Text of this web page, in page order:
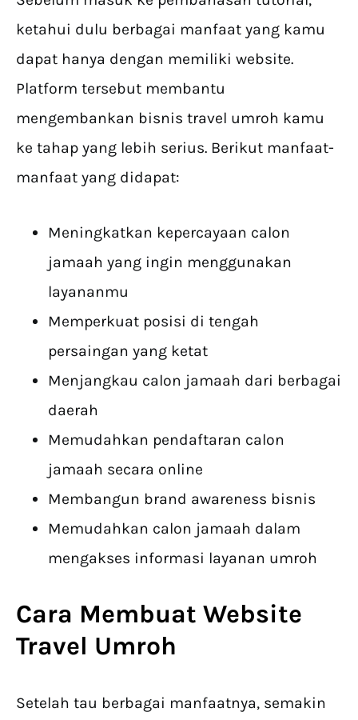
ketahui dulu berbagai manfaat yang kamu
dapat hanya dengan memiliki website.
Platform tersebut membantu
mengembankan bisnis travel umroh kamu
ke tahap yang lebih serius. Berikut manfaat-
manfaat yang didapat:
Meningkatkan kepercayaan calon
jamaah yang ingin menggunakan
layananmu
Memperkuat posisi di tengah
persaingan yang ketat
Menjangkau calon jamaah dari berbagai
daerah
Memudahkan pendaftaran calon
jamaah secara online
Membangun brand awareness bisnis
Memudahkan calon jamaah dalam
mengakses informasi layanan umroh
Cara Membuat Website
Travel Umroh
Setelah tau berbagai manfaatnya, semakin